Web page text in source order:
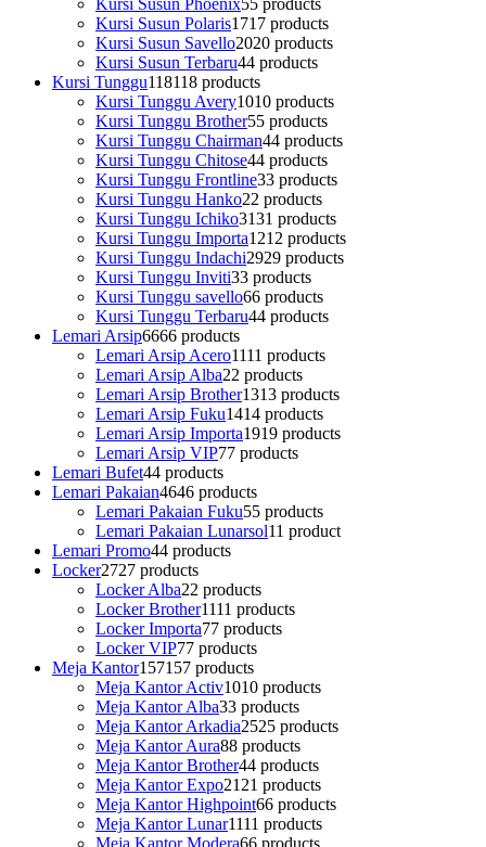
Kursi Susun Phoenix55 products
Kursi Susun Polaris1717 products
Kursi Susun Savello2020 products
Kursi Susun Terbaru44 products
Kursi Tunggu118118 products
Kursi Tunggu Avery1010 products
Kursi Tunggu Brother55 products
Kursi Tunggu Chairman44 products
Kursi Tunggu Chitose44 products
Kursi Tunggu Frontline33 products
Kursi Tunggu Hanko22 products
Kursi Tunggu Ichiko3131 products
Kursi Tunggu Importa1212 products
Kursi Tunggu Indachi2929 products
Kursi Tunggu Inviti33 products
Kursi Tunggu savello66 products
Kursi Tunggu Terbaru44 products
Lemari Arsip6666 products
Lemari Arsip Acero1111 products
Lemari Arsip Alba22 products
Lemari Arsip Brother1313 products
Lemari Arsip Fuku1414 products
Lemari Arsip Importa1919 products
Lemari Arsip VIP77 products
Lemari Bufet44 products
Lemari Pakaian4646 products
Lemari Pakaian Fuku55 products
Lemari Pakaian Lunarsol11 product
Lemari Promo44 products
Locker2727 products
Locker Alba22 products
Locker Brother1111 products
Locker Importa77 products
Locker VIP77 products
Meja Kantor157157 products
Meja Kantor Activ1010 products
Meja Kantor Alba33 products
Meja Kantor Arkadia2525 products
Meja Kantor Aura88 products
Meja Kantor Brother44 products
Meja Kantor Expo21 21 products
Meja Kantor Highpoint66 products
Meja Kantor Lunar1111 products